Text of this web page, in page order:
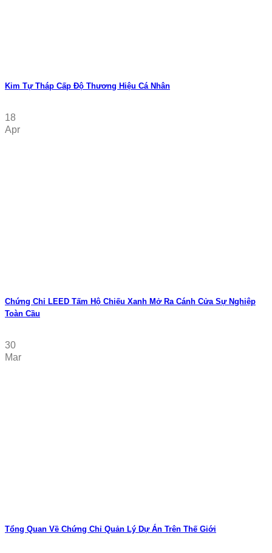
Kim Tự Tháp Cấp Độ Thương Hiệu Cá Nhân
18
Apr
Chứng Chỉ LEED Tấm Hộ Chiếu Xanh Mở Ra Cánh Cửa Sự Nghiệp
Toàn Cầu
30
Mar
Tổng Quan Về Chứng Chỉ Quản Lý Dự Án Trên Thế Giới